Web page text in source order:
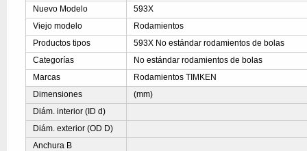
Nuevo Modelo
593X
Viejo modelo
Rodamientos
Productos tipos
593X No estándar rodamientos de bolas
Categorías
No estándar rodamientos de bolas
Marcas
Rodamientos TIMKEN
Dimensiones
(mm)
Diám. interior (ID d)
Diám. exterior (OD D)
Anchura B